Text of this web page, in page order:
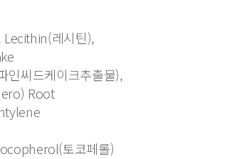
레시틴),
인씨드케이크추출물),
Root
토코페롤)